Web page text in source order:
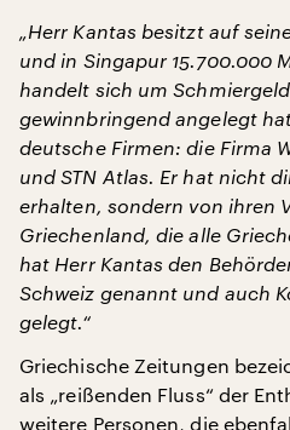
„Herr Kantas besitzt auf
und in Singapur 15.700.000
handelt sich um
gewinnbringend angelegt
deutsche Firmen: die Firma
und STN Atlas. Er hat nicht
erhalten, sondern von ihren
Griechenland, die alle
hat Herr Kantas den
Schweiz genannt und auch
gelegt.“
Griechische Zeitungen
als „reißenden Fluss“ der
weitere Personen, die